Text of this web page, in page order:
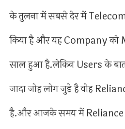
के तुलना में सबसे देर में
किया है और यह Company
साल हुआ है.लेकिन Users के
जादा जोह लोग जुड़े है वोह
है.और आजके समय में Reliance